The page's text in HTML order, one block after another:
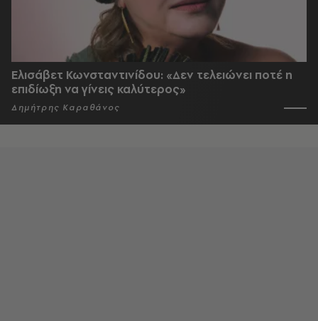
Ελισάβετ Κωνσταντινίδου: «Δεν τελειώνει ποτέ η
επιδίωξη να γίνεις καλύτερος»
Δημήτρης Καραθάνος